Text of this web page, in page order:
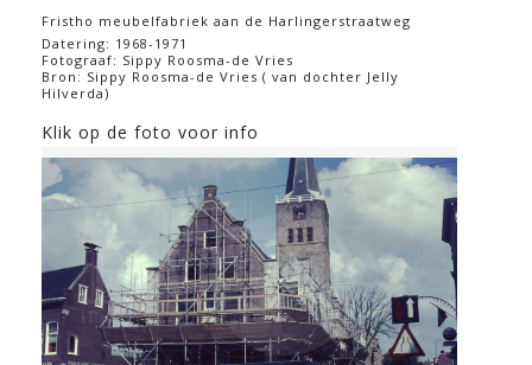
Fristho meubelfabriek aan de Harlingerstraatweg
Datering: 1968-1971
Fotograaf: Sippy Roosma-de Vries
Bron: Sippy Roosma-de Vries ( van dochter Jelly
Hilverda)
Klik op de foto voor info